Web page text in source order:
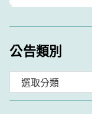
公告類別
類